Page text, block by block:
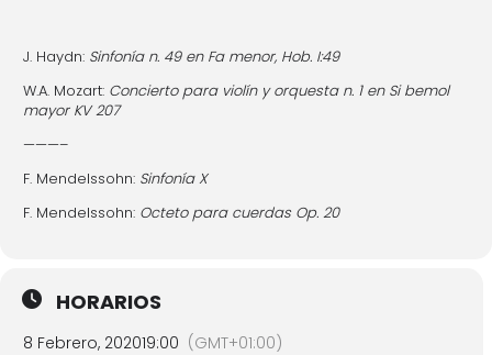
J. Haydn: Sinfonía n. 49 en Fa menor, Hob. I:49
W.A. Mozart: Concierto para violín y orquesta n. 1 en Si bemol
mayor KV 207
———–
F. Mendelssohn: Sinfonía X
F. Mendelssohn: Octeto para cuerdas Op. 20
HORARIOS
8 Febrero, 202019:00 (GMT+01:00)